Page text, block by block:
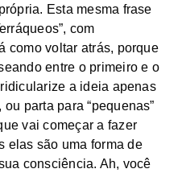
Esta mesma frase
com
como voltar atrás, porque
entre o primeiro e o
a ideia apenas
parta para “pequenas”
vai começar a fazer
elas são uma forma de
consciência. Ah, você